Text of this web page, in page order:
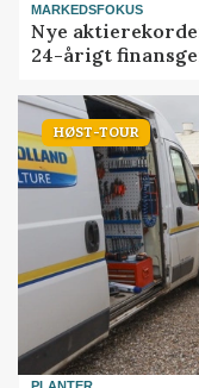
MARKEDSFOKUS
Nye
24-årigt
HØST-TOUR